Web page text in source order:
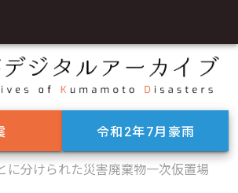
令和2年7月豪雨
に分けられた災害廃棄物一次仮置場